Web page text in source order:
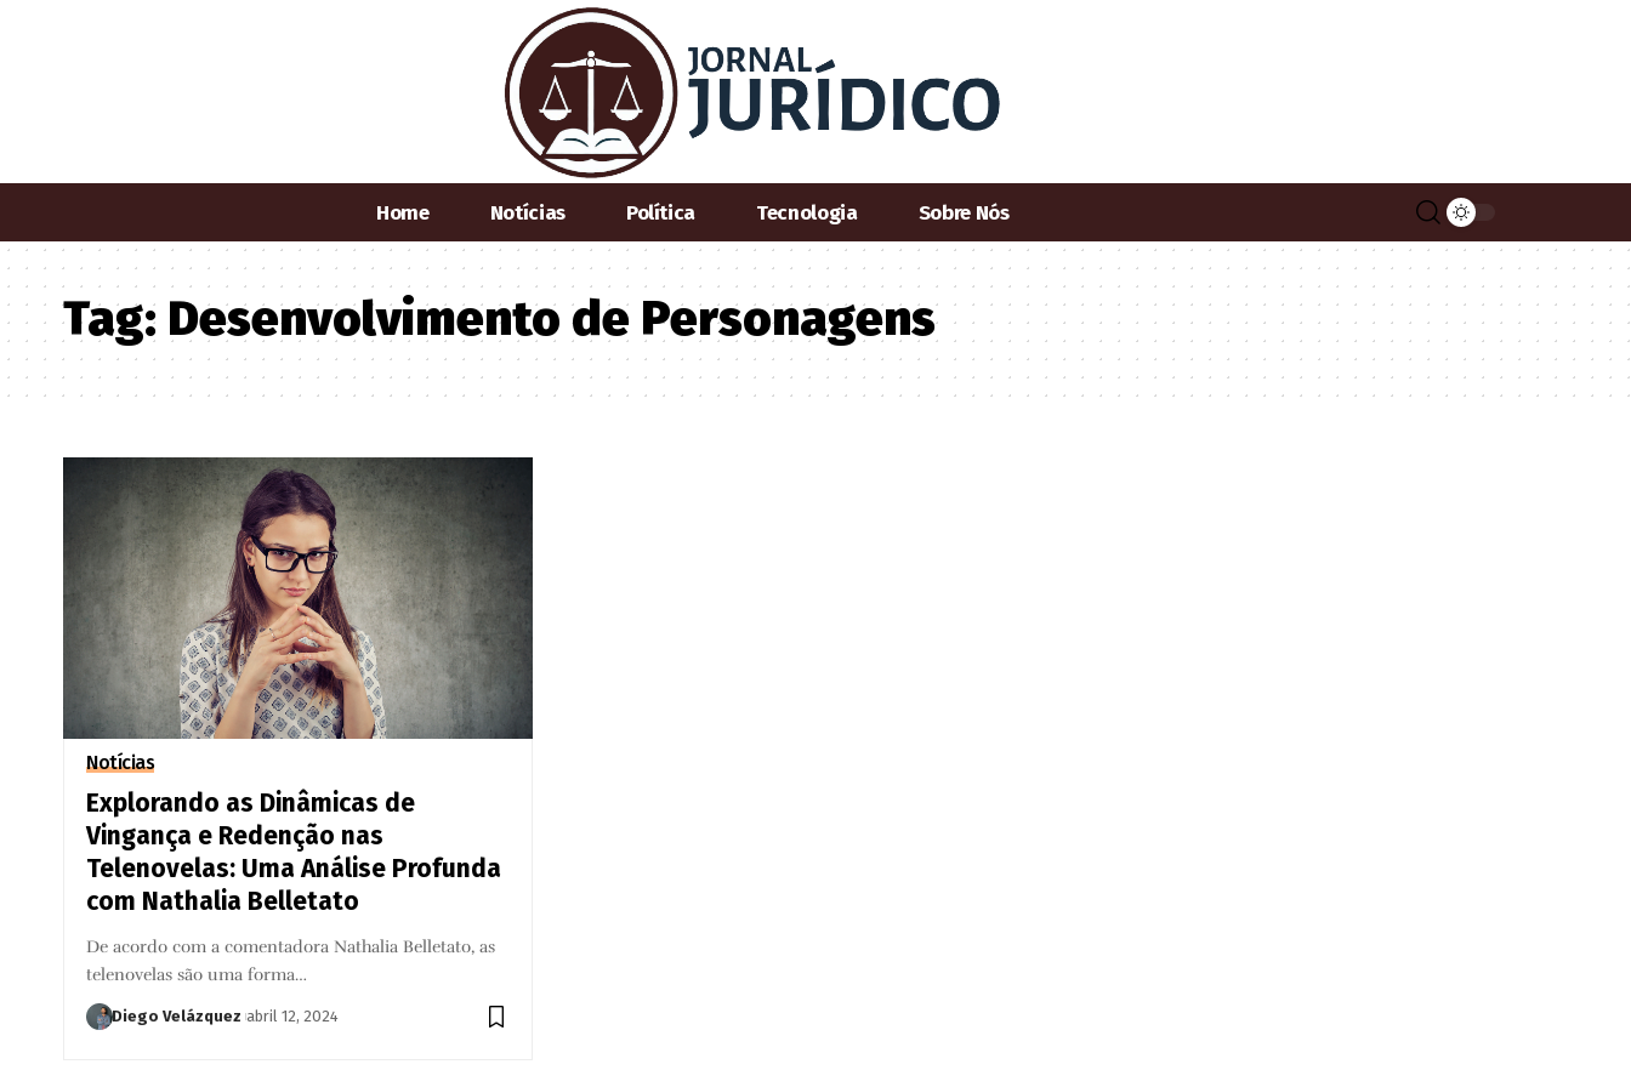
Home Notícias Política Tecnologia Sobre Nós
Tag: Desenvolvimento de Personagens
Notícias
Explorando as Dinâmicas de
Vingança e Redenção nas
Telenovelas: Uma Análise Profunda
com Nathalia Belletato
De acordo com a comentadora Nathalia Belletato, as
telenovelas são uma forma…
Diego Velázquez abril 12, 2024